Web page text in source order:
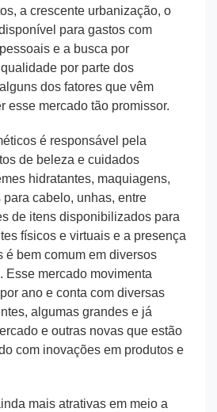
a crescente urbanização, o
para gastos com
e a busca por
por parte dos
dos fatores que vêm
esse mercado tão promissor.
é responsável pela
de beleza e cuidados
hidratantes, maquiagens,
para cabelo, unhas, entre
de itens disponibilizados para
físicos e virtuais e a presença
é bem comum em diversos
Esse mercado movimenta
ano e conta com diversas
algumas grandes e já
e outras novas que estão
com inovações em produtos e
mais atrativas em meio a